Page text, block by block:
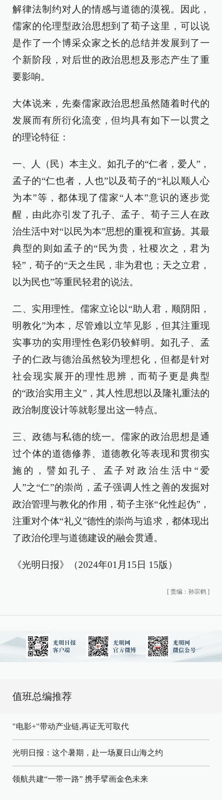
解律法制约对人的情感与道德的漠视。因此，
儒家的伦理型政治思想到了荀子这里，可以说
是作了一个博采众家之长的总结并发展到了一
个新阶段，对后世的政治思想及形态产生了重
要影响。
大体说来，先秦儒家政治思想虽然随着时代的
发展而有所衍化流变，但均具有如下一以贯之
的理论特征：
一、人（民）本主义。如孔子的“仁者，爱人”，
孟子的“仁也者，人也”以及荀子的“礼以顺人心
为本”等，都体现了儒家“人本”意识的逐步觉
醒，由此亦引发了孔子、孟子、荀子三人在政
治生活中对“以民为本”思想的重视和宣扬。其最
典型的则如孟子的“民为贵，社稷次之，君为
轻”，荀子的“天之生民，非为君也；天之立君，
以为民也”等重民轻君的说法。
二、实用理性。儒家立论以“助人君，顺阴阳，
明教化”为本，尽管难以立竿见影，但其注重现
实事功的实用理性色彩仍较鲜明。如孔子、孟
子的仁政与德治虽然较为理想化，但都是针对
社会现实展开的理性思辨，而荀子更是典型
的“政治实用主义”，其人性思想以及隆礼重法的
政治制度设计等就彰显出这一特点。
三、政德与私德的统一。儒家的政治思想是通
过个体的道德修养、道德教化等表现和贯彻实
施的，譬如孔子、孟子对政治生活中“爱
人”之“仁”的崇尚，孟子强调人性之善的发掘对
政治管理与教化的作用，荀子主张“化性起伪”，
注重对个体“礼义”德性的崇尚与追求，都体现出
了政治伦理与道德建设的融会贯通。
《光明日报》（2024年01月15日 15版）
[ 责编：孙宗鹤 ]
值班总编推荐
"电影+"带动产业链,再证无可取代
光明日报：这个暑期，赴一场夏日山海之约
领航共建“一带一路” 携手擘画金色未来